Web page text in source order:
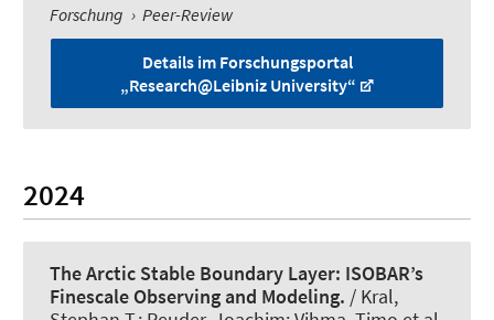
Forschung › Peer-Review
Details im Forschungsportal
„Research@Leibniz University“
2024
The Arctic Stable Boundary Layer: ISOBAR’s
Finescale Observing and Modeling. / Kral,